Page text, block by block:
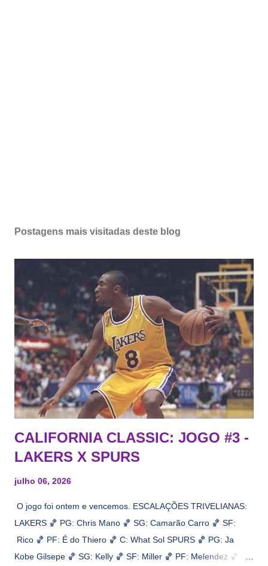
Postagens mais visitadas deste blog
CALIFORNIA CLASSIC: JOGO #3 -
LAKERS X SPURS
julho 06, 2026
O jogo foi ontem e vencemos. ESCALAÇÕES TRIVELIANAS:
LAKERS 🏀 PG: Chris Mano 🏀 SG: Camarão Carro 🏀 SF:
Rico 🏀 PF: É do Thiero 🏀 C: What Sol SPURS 🏀 PG: Ja
Kobe Gilsepe 🏀 SG: Kelly 🏀 SF: Miller 🏀 PF: Melendez 🏀 C: